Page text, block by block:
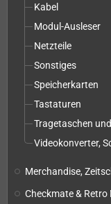
Kabel
Modul-Ausleser
Netzteile
Sonstiges
Speicherkarten
Tastaturen
Tragetaschen
Videokonverter,
Merchandise,
Checkmate &